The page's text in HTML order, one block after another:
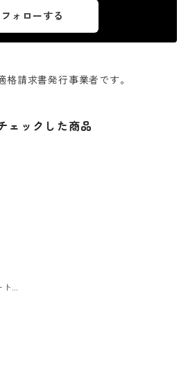
フォローする
格請求書発行事業者です。
ェックした商品
1